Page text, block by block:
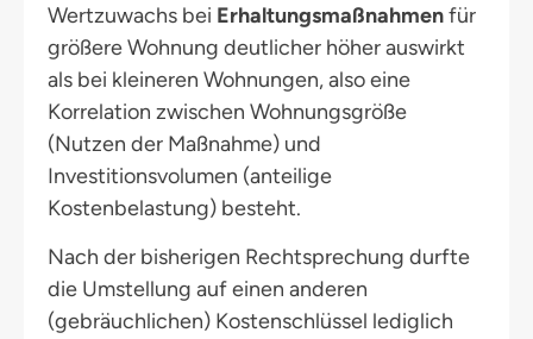
Wertzuwachs bei Erhaltungsmaßnahmenfür
größere Wohnung deutlicher höher auswirkt
als bei kleineren Wohnungen, also eine
Korrelation zwischen Wohnungsgröße
(Nutzen der Maßnahme) und
Investitionsvolumen (anteilige
Kostenbelastung) besteht.
Nach der bisherigen Rechtsprechung durfte
die Umstellung auf einen anderen
(gebräuchlichen) Kostenschlüssel lediglich